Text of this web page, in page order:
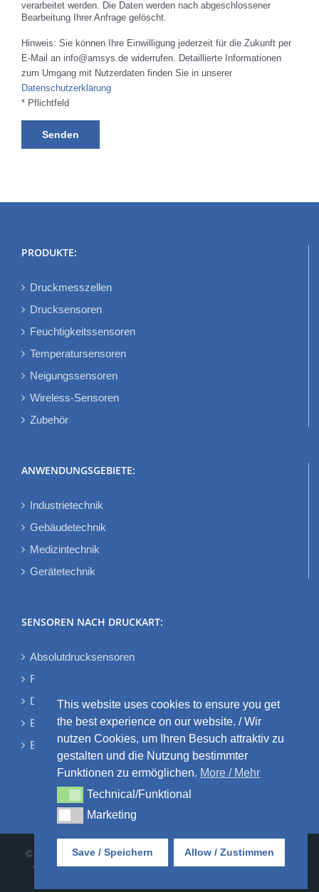
verarbeitet werden. Die Daten werden nach abgeschlossener
Bearbeitung Ihrer Anfrage gelöscht.
Hinweis: Sie können Ihre Einwilligung jederzeit für die Zukunft per
E-Mail an info@amsys.de widerrufen. Detaillierte Informationen
zum Umgang mit Nutzerdaten finden Sie in unserer
Datenschutzerklärung
* Pflichtfeld
PRODUKTE:
Druckmesszellen
Drucksensoren
Feuchtigkeitssensoren
Temperatursensoren
Neigungssensoren
Wireless-Sensoren
Zubehör
ANWENDUNGSGEBIETE:
Industrietechnik
Gebäudetechnik
Medizintechnik
Gerätetechnik
SENSOREN NACH DRUCKART:
Absolutdrucksensoren
Relativdrucksensoren
Differenzdrucksensoren
Bidirektionale Differenzdrucksensoren
Barometrische Drucksensoren
© AMSYS GmbH & Co. KG • An der Fahrt 4 • 55124 Mainz • Tel:
+49 6131 469875-0 |AGB•DATENSCHUTZ•IMPRESSUM•
This website uses cookies to ensure you get
the best experience on our website. / Wir
nutzen Cookies, um Ihren Besuch attraktiv zu
gestalten und die Nutzung bestimmter
Funktionen zu ermöglichen. More / Mehr
Technical/Funktional
Technical/Funktional
MarketingMarketing
Save / Speichern Allow / Zustimmen